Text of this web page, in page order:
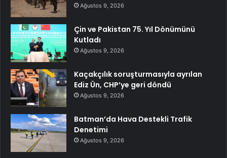
Ağustos 9, 2026
Çin ve Pakistan 75. Yıl Dönümünü
Kutladı
Ağustos 9, 2026
Kaçakçılık soruşturmasıyla ayrılan
Ediz Ün, CHP’ye geri döndü
Ağustos 9, 2026
Batman’da Hava Destekli Trafik
Denetimi
Ağustos 9, 2026